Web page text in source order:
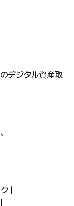
デジタル資産取
|